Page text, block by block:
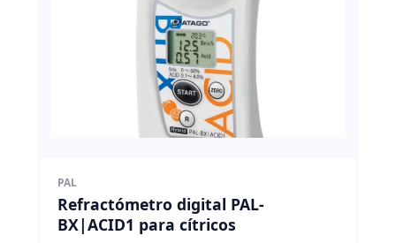
PAL
Refractómetro digital PAL-
BX|ACID1 para cítricos